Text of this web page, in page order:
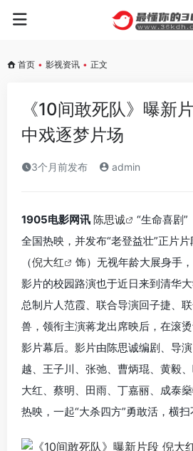
首页 • 影视资讯 • 正文
《10间敢死队》曝新
中戏逐梦片场
3个月前发布 admin
1905电影网讯 陈思诚 “生命喜剧”
全国热映，并发布“老登益壮”正片
（倪大红
饰）无视年龄大展身手
影片的校园路演也于近日来到清华
总制片人范霞、联合导演回子捷、
兽，领衔主演蒋龙出席映后，在滚
影片幕后。影片由陈思诚编剧、导
越、王子川、张弛、曹炳琨、黄毅
大红、蔡明、田雨、丁嘉丽、成泰
热映，一起“大杀四方”勇敢活，横扫